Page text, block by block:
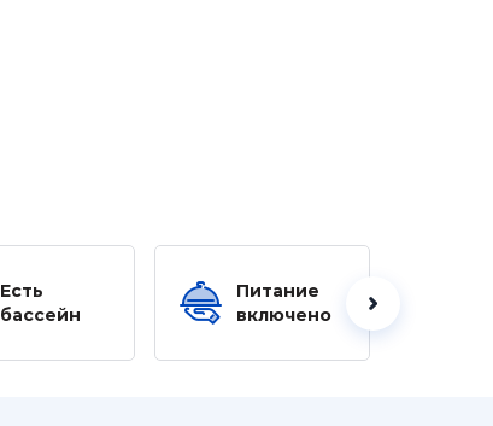
Есть
бассейн
Питание
включено